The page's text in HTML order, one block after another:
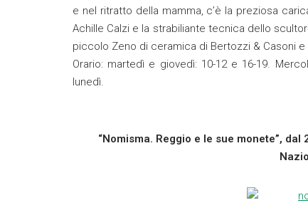
e nel ritratto della mamma, c’è la preziosa
Achille Calzi e la strabiliante tecnica dello
piccolo Zeno di ceramica di Bertozzi & Casoni
Orario: martedì e giovedì: 10-12 e 16-19.
lunedì.
“Nomisma. Reggio e le sue monete”,